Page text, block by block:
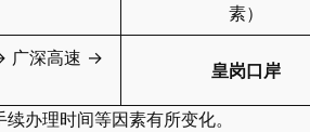
素）
广深高速 →
皇岗口岸
办理时间等因素有所变化。